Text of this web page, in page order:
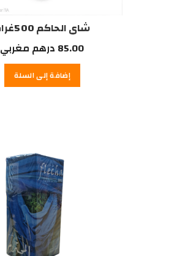
شاي الحاكم 500غرام
85.00 درهم مغربي
إضافة إلى السلة